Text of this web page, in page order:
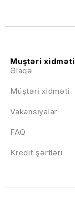
Muştəri xidməti
Əlaqə
Müştəri xidməti
Vakansiyalar
FAQ
Kredit şərtləri